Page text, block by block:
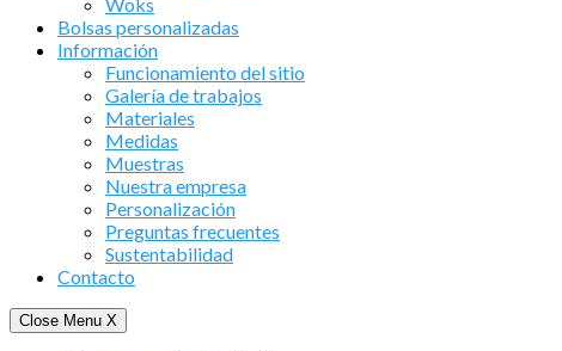
Bolsas personalizadas
Información
Funcionamiento del sitio
Galería de trabajos
Materiales
Medidas
Muestras
Nuestra empresa
Personalización
Preguntas frecuentes
Sustentabilidad
Contacto
Close Menu X